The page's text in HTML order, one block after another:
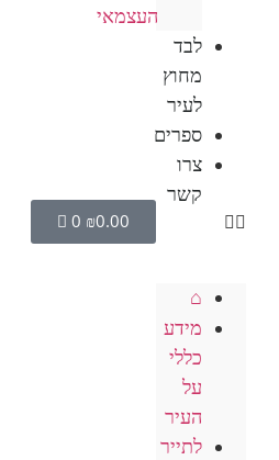
העצמאי
לבד
מחוץ
לעיר
ספרים
צרו
קשר
⌂
מידע
כללי
על
העיר
לתייר
₪0.00
0